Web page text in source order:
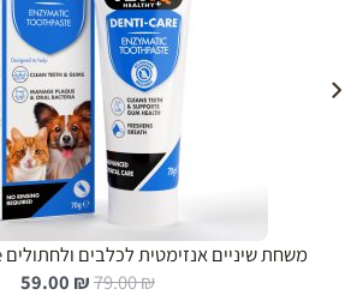
הוספה לעגלה
משחת שיניים אנזימטית לכלבים ולחתולים VetIQ Denti-Care
79.00₪
ה 59.00 ₪
ה